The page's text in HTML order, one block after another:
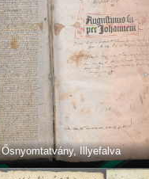
Ősnyomtatvány, Illyefalva